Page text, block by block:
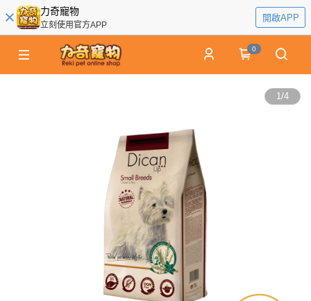
力奇寵物
立刻使用官方APP
開啟APP
0
1/4